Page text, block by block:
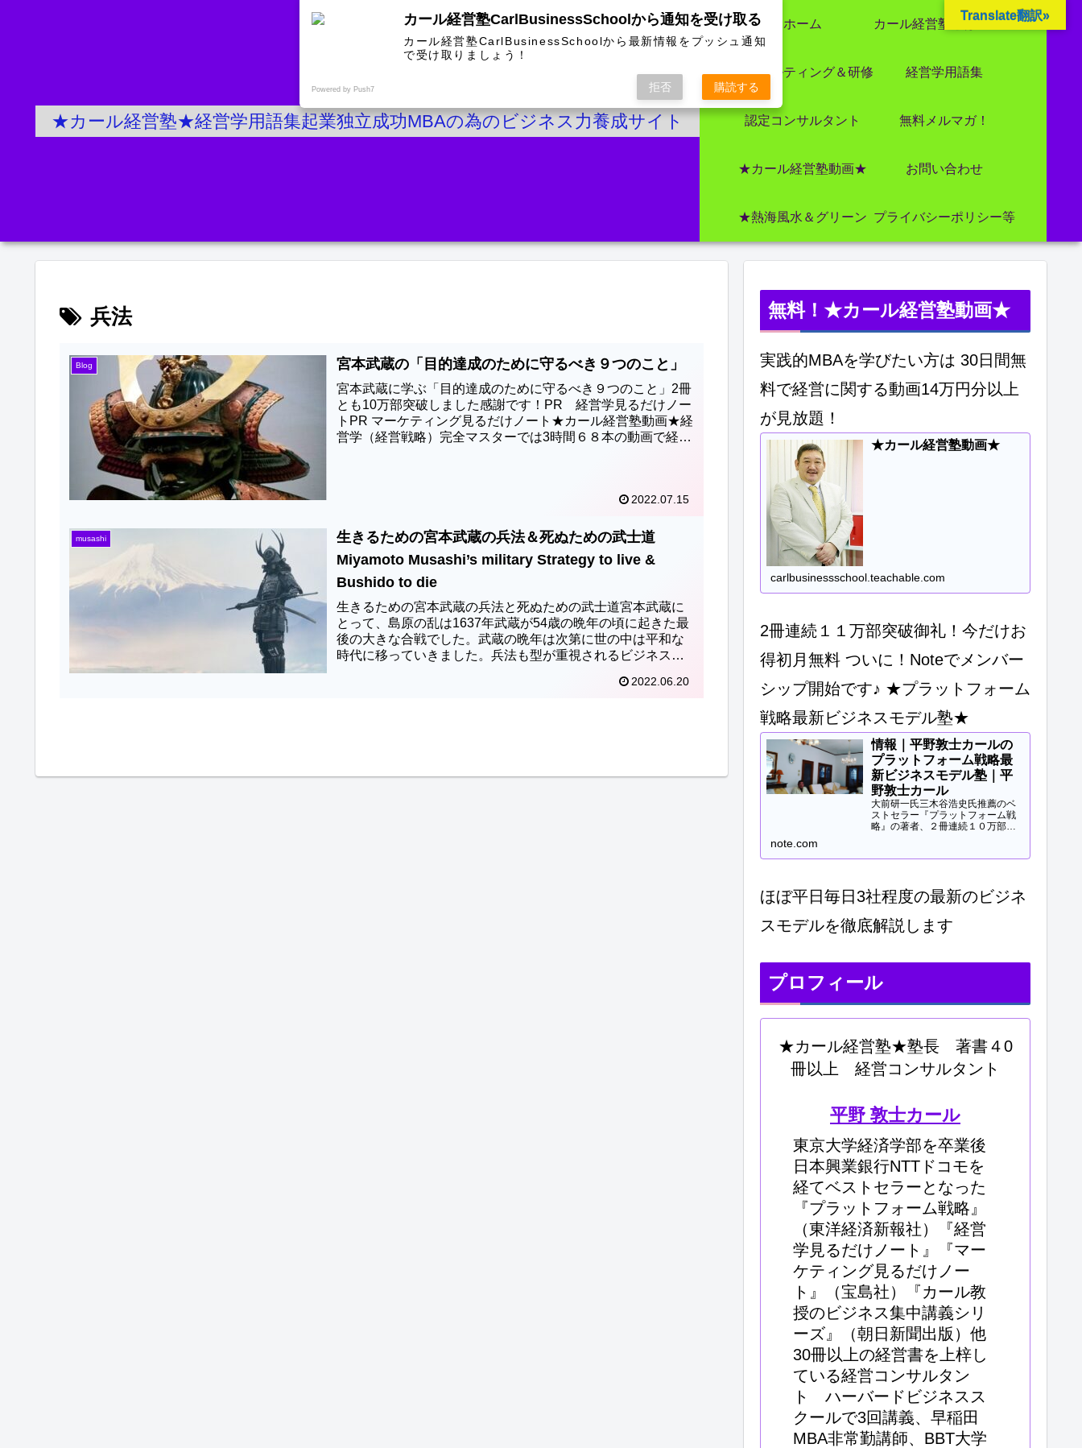
★カール経営塾★経営学用語集起業独立成功MBAの為のビジネス力養成サイト
ホーム カール経営塾とは 大前研一氏にビジネス教育界最強講師陣として選ばれました
コンサルティング＆研修 経営学用語集
認定コンサルタント 無料メルマガ！
★カール経営塾動画★ お問い合わせ
★熱海風水＆グリーン プライバシーポリシー等
兵法
Blog 宮本武蔵の「目的達成のために守るべき９つのこと」
宮本武蔵に学ぶ「目的達成のために守るべき９つのこと」2冊
とも10万部突破しました感謝です！PR 経営学見るだけノー
トPR マーケティング見るだけノート★カール経営塾動画★経
営学（経営戦略）完全マスターでは3時間６８本の動画で経営
2022.07.15
musashi
生きるための宮本武蔵の兵法＆死ぬための武士道
Miyamoto Musashi’s military Strategy to live &
Bushido to die
生きるための宮本武蔵の兵法と死ぬための武士道宮本武蔵に
とって、島原の乱は1637年武蔵が54歳の晩年の頃に起きた最
後の大きな合戦でした。武蔵の晩年は次第に世の中は平和な
時代に移っていきました。兵法も型が重視されるビジネスの
2022.06.20
無料！★カール経営塾動画★
実践的MBAを学びたい方は 30日間無
料で経営に関する動画14万円分以上
が見放題！
★カール経営塾動画★
carlbusinessschool.teachable.com
2冊連続１１万部突破御礼！今だけお
得初月無料 ついに！Noteでメンバー
シップ開始です♪ ★プラットフォーム
戦略最新ビジネスモデル塾★
情報｜平野敦士カールの
プラットフォーム戦略最
新ビジネスモデル塾｜平
野敦士カール
大前研一氏三木谷浩史氏推薦のベ
ストセラー『プラットフォーム戦
略』の著者、２冊連続１０万部突
研修、大学教授、早稲田MBA非常
note.com
ほぼ平日毎日3社程度の最新のビジネ
スモデルを徹底解説します
プロフィール
★カール経営塾★塾長 著書４0
冊以上 経営コンサルタント
平野 敦士カール
東京大学経済学部を卒業後
日本興業銀行NTTドコモを
経てベストセラーとなった
『プラットフォーム戦略』
（東洋経済新報社）『経営
学見るだけノート』『マー
ケティング見るだけノー
ト』（宝島社）『カール教
授のビジネス集中講義シリ
ーズ』（朝日新聞出版）他
30冊以上の経営書を上梓し
ている経営コンサルタン
ト ハーバードビジネスス
クールで3回講義、早稲田
MBA非常勤講師、BBT大学
Translate翻訳»
カール経営塾CarlBusinessSchoolから通知を受け取る
カール経営塾CarlBusinessSchoolから最新情報をプッシュ通知
で受け取りましょう！
Powered by Push7 拒否 購読する